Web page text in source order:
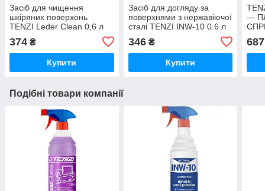
Засіб для чищення
шкіряних поверхонь
TENZI Leder Clean 0,6 л
374 ₴
Купити
Засіб для догляду за
поверхнями з нержавіючої
сталі TENZI INW-10 0.6 л
346₴
Купити
—
687
Подібні товари компанії